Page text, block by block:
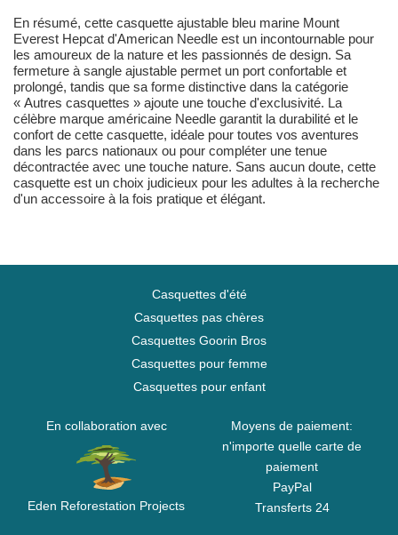
En résumé, cette casquette ajustable bleu marine Mount
Everest Hepcat d'American Needle est un incontournable pour
les amoureux de la nature et les passionnés de design. Sa
fermeture à sangle ajustable permet un port confortable et
prolongé, tandis que sa forme distinctive dans la catégorie
« Autres casquettes » ajoute une touche d'exclusivité. La
célèbre marque américaine Needle garantit la durabilité et le
confort de cette casquette, idéale pour toutes vos aventures
dans les parcs nationaux ou pour compléter une tenue
décontractée avec une touche nature. Sans aucun doute, cette
casquette est un choix judicieux pour les adultes à la recherche
d'un accessoire à la fois pratique et élégant.
Casquettes d'été
Casquettes pas chères
Casquettes Goorin Bros
Casquettes pour femme
Casquettes pour enfant
En collaboration avec
Eden Reforestation Projects
Moyens de paiement:
n'importe quelle carte de
paiement
PayPal
Transferts 24